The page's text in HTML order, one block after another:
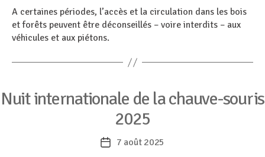
A certaines périodes, l’accès et la circulation dans les bois
et forêts peuvent être déconseillés – voire interdits – aux
véhicules et aux piétons.
Nuit internationale de la chauve-souris
2025
Date7 août 2025